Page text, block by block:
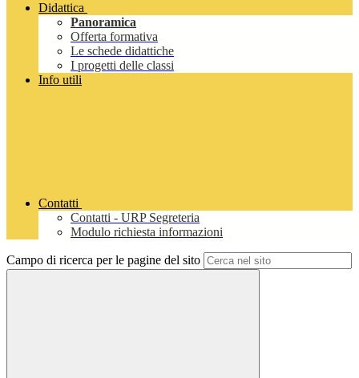
Didattica
Panoramica
Offerta formativa
Le schede didattiche
I progetti delle classi
Info utili
Contatti
Contatti - URP Segreteria
Modulo richiesta informazioni
Campo di ricerca per le pagine del sito